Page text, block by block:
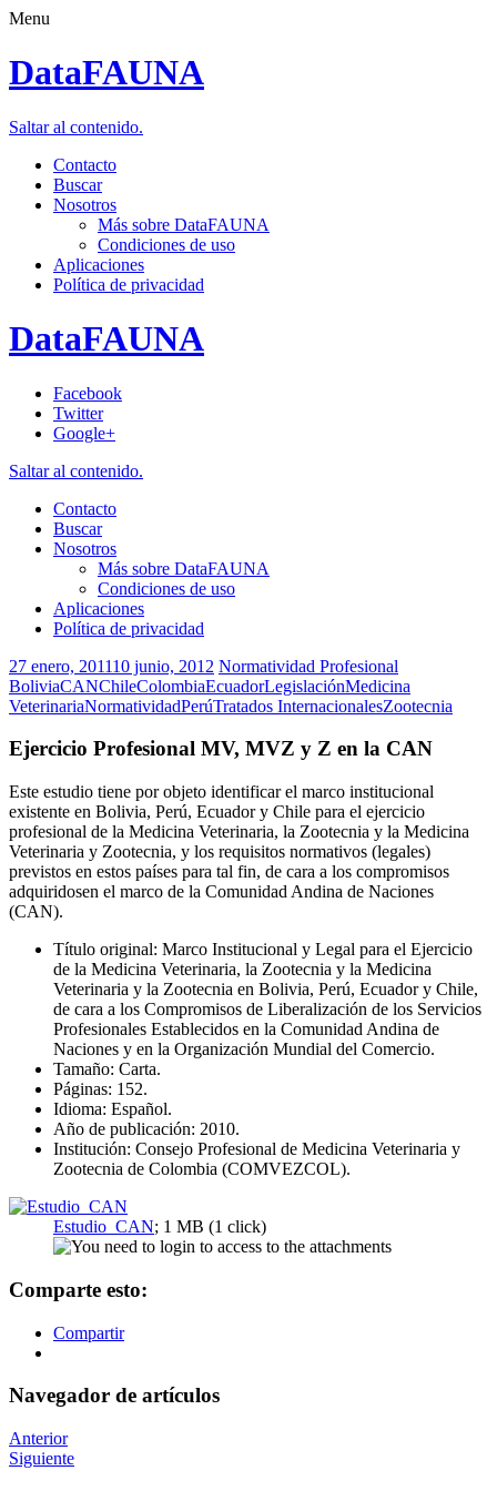
Menu
DataFAUNA
Saltar al contenido.
Contacto
Buscar
Nosotros
Más sobre DataFAUNA
Condiciones de uso
Aplicaciones
Política de privacidad
DataFAUNA
Facebook
Twitter
Google+
Saltar al contenido.
Contacto
Buscar
Nosotros
Más sobre DataFAUNA
Condiciones de uso
Aplicaciones
Política de privacidad
27 enero, 201110 junio, 2012 Normatividad Profesional
BoliviaCANChileColombiaEcuadorLegislaciónMedicina
VeterinariaNormatividadPerúTratados InternacionalesZootecnia
Ejercicio Profesional MV, MVZ y Z en la CAN
Este estudio tiene por objeto identificar el marco institucional
existente en Bolivia, Perú, Ecuador y Chile para el ejercicio
profesional de la Medicina Veterinaria, la Zootecnia y la Medicina
Veterinaria y Zootecnia, y los requisitos normativos (legales)
previstos en estos países para tal fin, de cara a los compromisos
adquiridosen el marco de la Comunidad Andina de Naciones
(CAN).
Título original: Marco Institucional y Legal para el Ejercicio
de la Medicina Veterinaria, la Zootecnia y la Medicina
Veterinaria y la Zootecnia en Bolivia, Perú, Ecuador y Chile,
de cara a los Compromisos de Liberalización de los Servicios
Profesionales Establecidos en la Comunidad Andina de
Naciones y en la Organización Mundial del Comercio.
Tamaño: Carta.
Páginas: 152.
Idioma: Español.
Año de publicación: 2010.
Institución: Consejo Profesional de Medicina Veterinaria y
Zootecnia de Colombia (COMVEZCOL).
Estudio_CAN; 1 MB (1 click)
Comparte esto:
Compartir
Navegador de artículos
Anterior
Siguiente